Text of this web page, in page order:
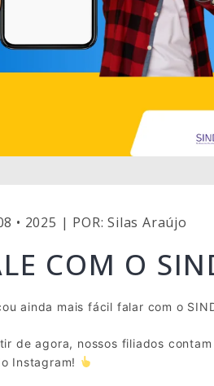
• 2025 | POR: Silas Araújo
COM O
ainda mais fácil falar com o
de agora, nossos filiados
Instagram!